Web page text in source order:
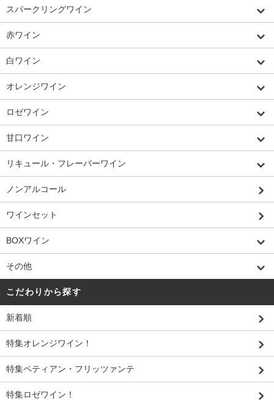
スパークリングワイン
赤ワイン
白ワイン
オレンジワイン
ロゼワイン
甘口ワイン
リキュール・フレーバーワイン
ノンアルコール
ワインセット
BOXワイン
その他
こだわりから探す
新着順
特集オレンジワイン！
特集ペティアン・フリッツァンテ
特集ロゼワイン！